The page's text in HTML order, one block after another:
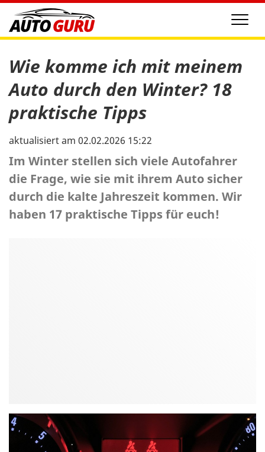
Wie komme ich mit meinem
Auto durch den Winter? 18
praktische Tipps
aktualisiert am 02.02.2026 15:22
Im Winter stellen sich viele Autofahrer
die Frage, wie sie mit ihrem Auto sicher
durch die kalte Jahreszeit kommen. Wir
haben 17 praktische Tipps für euch!